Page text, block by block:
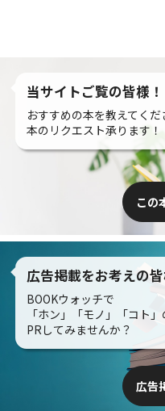
当サイトご覧の皆様！
おすすめの本を教えてくだ
本のリクエスト承ります！
この
広告掲載をお考えの皆
BOOKウォッチで
「ホン」「モノ」「コト」
PRしてみませんか？
広告